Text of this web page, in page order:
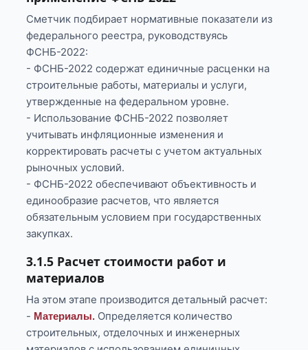
Сметчик подбирает нормативные показатели из
федерального реестра, руководствуясь
ФСНБ-2022:
- ФСНБ-2022 содержат единичные расценки на
строительные работы, материалы и услуги,
утвержденные на федеральном уровне.
- Использование ФСНБ-2022 позволяет
учитывать инфляционные изменения и
корректировать расчеты с учетом актуальных
рыночных условий.
- ФСНБ-2022 обеспечивают объективность и
единообразие расчетов, что является
обязательным условием при государственных
закупках.
3.1.5 Расчет стоимости работ и
материалов
На этом этапе производится детальный расчет:
- Материалы. Определяется количество
строительных, отделочных и инженерных